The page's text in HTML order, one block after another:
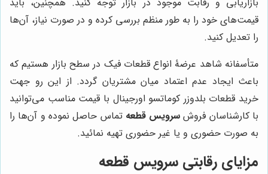
قیمت‌های خود را به طور منظم بررسی کرده و در صورت نیاز، آن‌ها
را تعدیل کنید.
متأسفانه شاهد عرضۀ انواع قطعات فیک در سطح بازار هستیم که
باعث ایجاد عدم اعتماد میان مشتریان گردد. از این رو جهت
خرید قطعات بلدوزر کوماتسو اورجینال با قیمت مناسب می‌توانید
با کارشناسان فروش سرویس قطعه تماس حاصل نموده و آن‌ها را
به صورت حضوری و یا غیر حضوری تهیه نمائید.
مزایای رقابتی سرویس قطعه